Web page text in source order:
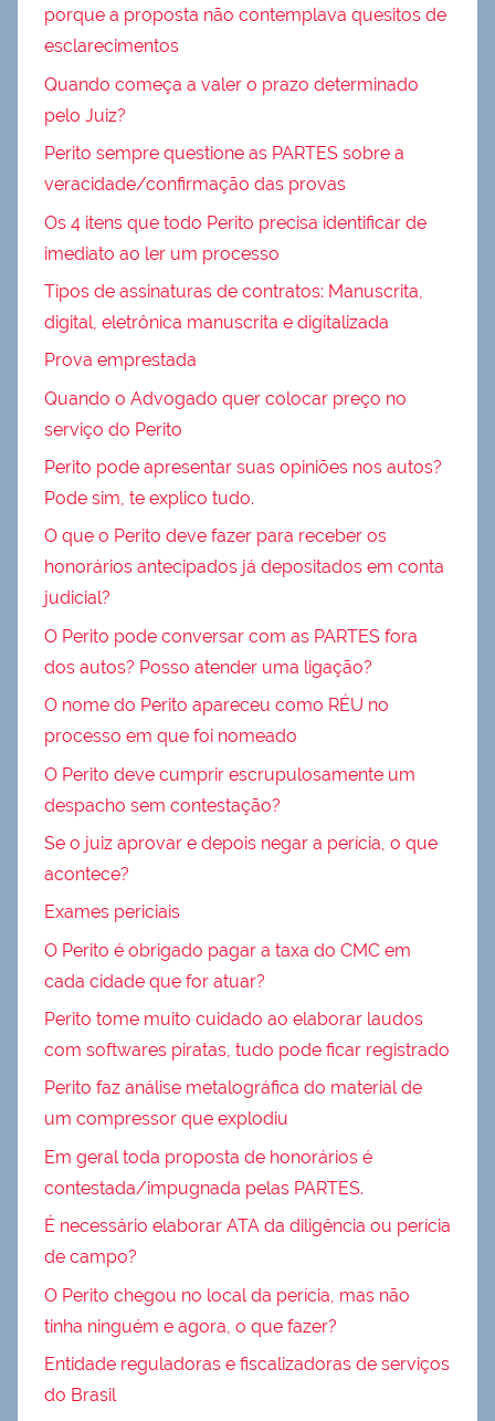
porque a proposta não contemplava quesitos de
esclarecimentos
Quando começa a valer o prazo determinado
pelo Juiz?
Perito sempre questione as PARTES sobre a
veracidade/confirmação das provas
Os 4 itens que todo Perito precisa identificar de
imediato ao ler um processo
Tipos de assinaturas de contratos: Manuscrita,
digital, eletrônica manuscrita e digitalizada
Prova emprestada
Quando o Advogado quer colocar preço no
serviço do Perito
Perito pode apresentar suas opiniões nos autos?
Pode sim, te explico tudo.
O que o Perito deve fazer para receber os
honorários antecipados já depositados em conta
judicial?
O Perito pode conversar com as PARTES fora
dos autos? Posso atender uma ligação?
O nome do Perito apareceu como RÉU no
processo em que foi nomeado
O Perito deve cumprir escrupulosamente um
despacho sem contestação?
Se o juiz aprovar e depois negar a perícia, o que
acontece?
Exames periciais
O Perito é obrigado pagar a taxa do CMC em
cada cidade que for atuar?
Perito tome muito cuidado ao elaborar laudos
com softwares piratas, tudo pode ficar registrado
Perito faz análise metalográfica do material de
um compressor que explodiu
Em geral toda proposta de honorários é
contestada/impugnada pelas PARTES.
É necessário elaborar ATA da diligência ou perícia
de campo?
O Perito chegou no local da perícia, mas não
tinha ninguém e agora, o que fazer?
Entidade reguladoras e fiscalizadoras de serviços
do Brasil